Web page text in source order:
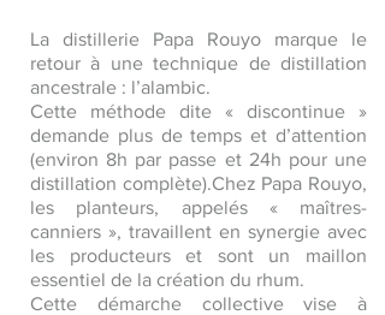
La distillerie Papa Rouyo marque le
retour à une technique de distillation
ancestrale : l’alambic.
Cette méthode dite « discontinue »
demande plus de temps et d’attention
(environ 8h par passe et 24h pour une
distillation complète).Chez Papa Rouyo,
les planteurs, appelés « maîtres-
canniers », travaillent en synergie avec
les producteurs et sont un maillon
essentiel de la création du rhum.
Cette démarche collective vise à